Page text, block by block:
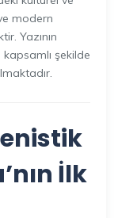
modern
Yazının
şekilde
İlk